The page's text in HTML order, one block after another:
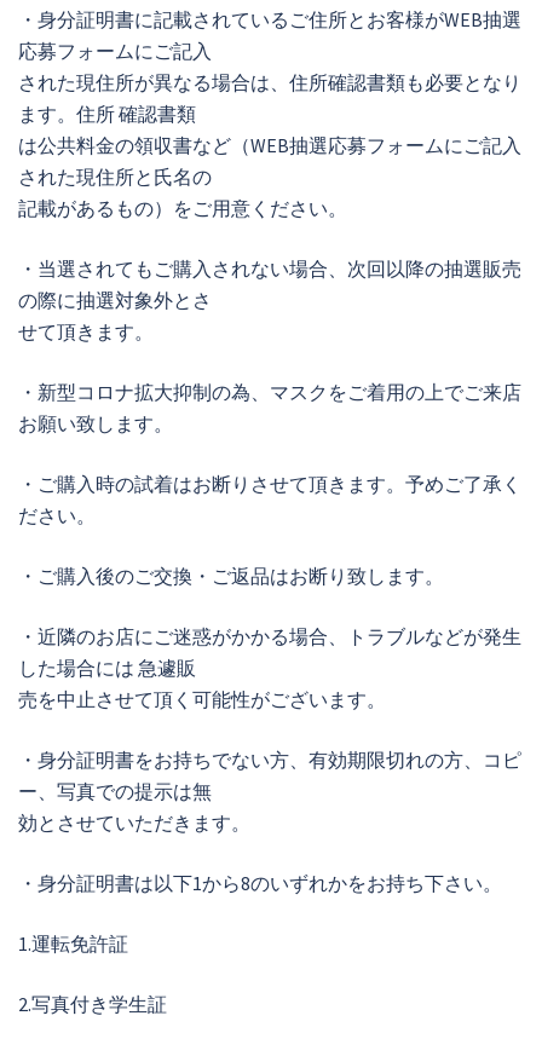
・身分証明書に記載されているご住所とお客様がWEB抽選
応募フォームにご記入
された現住所が異なる場合は、住所確認書類も必要となり
ます。住所 確認書類
は公共料金の領収書など（WEB抽選応募フォームにご記入
された現住所と氏名の
記載があるもの）をご用意ください。
・当選されてもご購入されない場合、次回以降の抽選販売
の際に抽選対象外とさ
せて頂きます。
・新型コロナ拡大抑制の為、マスクをご着用の上でご来店
お願い致します。
・ご購入時の試着はお断りさせて頂きます。予めご了承く
ださい。
・ご購入後のご交換・ご返品はお断り致します。
・近隣のお店にご迷惑がかかる場合、トラブルなどが発生
した場合には 急遽販
売を中止させて頂く可能性がございます。
・身分証明書をお持ちでない方、有効期限切れの方、コピ
ー、写真での提示は無
効とさせていただきます。
・身分証明書は以下1から8のいずれかをお持ち下さい。
1.運転免許証
2.写真付き学生証